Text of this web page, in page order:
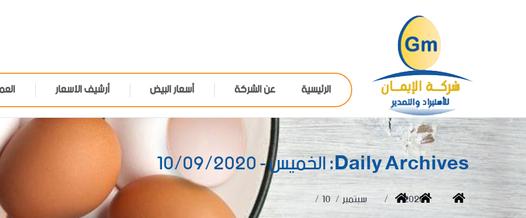
الرئيسية عن الشركة أسعار البيض أرشيف الأسعار
Daily Archives:الخميس - 10/09/2020
You are here:
Home
2020 سبتمبر 10